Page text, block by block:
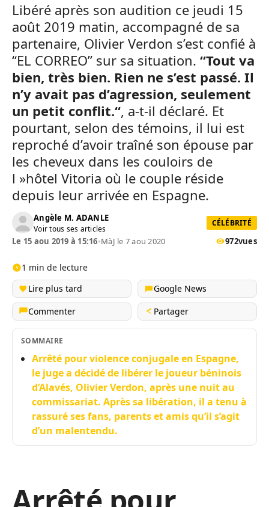
Libéré après son audition ce jeudi 15
août 2019 matin, accompagné de sa
partenaire, Olivier Verdon s’est confié à
“EL CORREO” sur sa situation. “Tout va
bien, très bien. Rien ne s’est passé. Il
n’y avait pas d’agression, seulement
un petit conflit.“, a-t-il déclaré. Et
pourtant, selon des témoins, il lui est
reproché d’avoir traîné son épouse par
les cheveux dans les couloirs de
l »hôtel Vitoria où le couple réside
depuis leur arrivée en Espagne.
Angèle M. ADANLE
Voir tous ses articles
CÉLÉBRITÉ
Le 15 aou 2019 à 15:16•MàJ le 7 aou 2020 972vues
1 min de lecture
Lire plus tard
Google News
Commenter
Partager
SOMMAIRE
Arrêté pour violence conjugale en Espagne,
le juge a décidé de libérer le joueur béninois
d’Alavés, Olivier Verdon, après une nuit au
commissariat. Après sa libération, il a tenu à
rassuré ses fans, parents et amis qu’il s’agit
d’un malentendu.